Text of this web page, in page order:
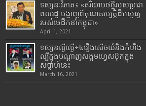
ទស្សនៈវិភាគ៖ «ឥរិយាបថថ្មីរបស់ប្រជា
ពលរដ្ឋ បង្ហាញពីគុណសម្បត្តិដ៏អស្ចារ្យ
របស់មេដឹកនាំកម្ពុជា»
April 1, 2021
ទស្សនល្ងីល្ងើ÷៤រឿងសើចយំនិងកំហឹង
ល្បីក្នុងបណ្តាញសង្គមហ្វេសប៊ុកក្នុង
សប្តាហ៍នេះ
March 16, 2021